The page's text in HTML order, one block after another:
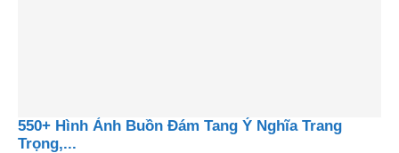
550+ Hình Ảnh Buồn Đám Tang Ý Nghĩa Trang
Trọng,...